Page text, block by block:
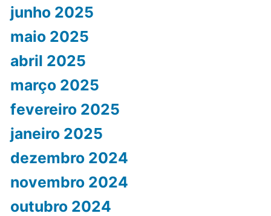
junho 2025
maio 2025
abril 2025
março 2025
fevereiro 2025
janeiro 2025
dezembro 2024
novembro 2024
outubro 2024